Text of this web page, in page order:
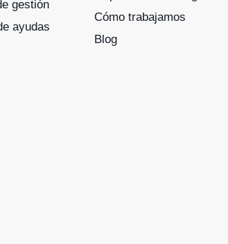
gestión
ayudas
Cómo trabajamos
Blog